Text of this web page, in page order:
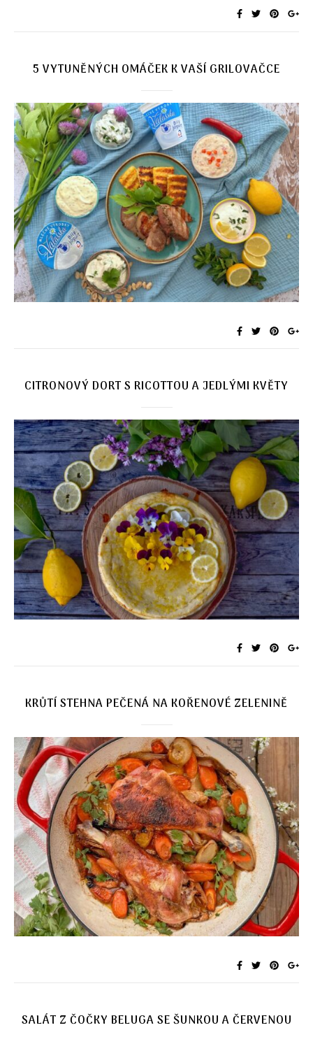
5 VYTUNĚNÝCH OMÁČEK K VAŠÍ GRILOVAČCE
CITRONOVÝ DORT S RICOTTOU A JEDLÝMI KVĚTY
KRŮTÍ STEHNA PEČENÁ NA KOŘENOVÉ ZELENINĚ
SALÁT Z ČOČKY BELUGA SE ŠUNKOU A ČERVENOU